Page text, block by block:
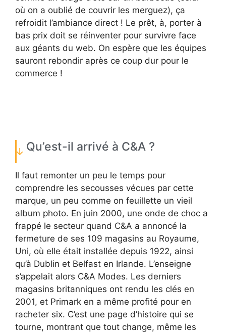
où on a oublié de couvrir les merguez), ça
refroidit l’ambiance direct ! Le prêt, à, porter à
bas prix doit se réinventer pour survivre face
aux géants du web. On espère que les équipes
sauront rebondir après ce coup dur pour le
commerce !
Qu’est-il arrivé à C&A ?
Il faut remonter un peu le temps pour
comprendre les secousses vécues par cette
marque, un peu comme on feuillette un vieil
album photo. En juin 2000, une onde de choc a
frappé le secteur quand C&A a annoncé la
fermeture de ses 109 magasins au Royaume,
Uni, où elle était installée depuis 1922, ainsi
qu’à Dublin et Belfast en Irlande. L’enseigne
s’appelait alors C&A Modes. Les derniers
magasins britanniques ont rendu les clés en
2001, et Primark en a même profité pour en
racheter six. C’est une page d’histoire qui se
tourne, montrant que tout change, même les